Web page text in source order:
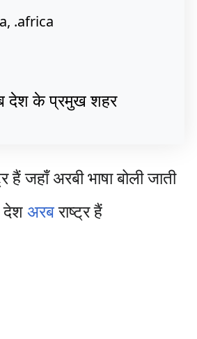
.africa
देश के प्रमुख शहर
हैं जहाँ अरबी भाषा बोली जाती
अरबराष्ट्र हैं